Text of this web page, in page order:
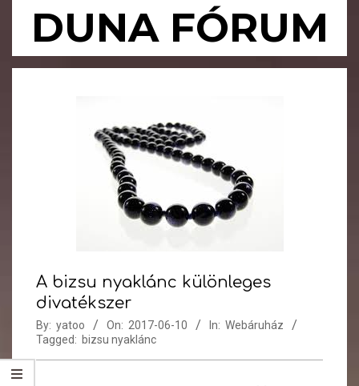
DUNA FÓRUM
Primary
A bizsu nyaklánc különleges
divatékszer
By: yatoo On: 2017-06-10 In: Webáruház
Tagged: bizsu nyaklánc